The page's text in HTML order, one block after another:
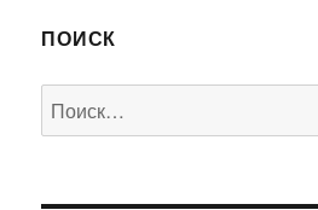
ПОИСК
Искать: